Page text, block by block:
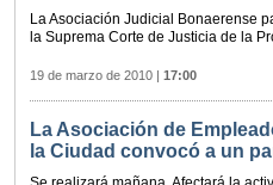
La Asociación Judicial Bonaerense
la Suprema Corte de Justicia de la
19 de marzo de 2010 17:00
La Asociación de
la Ciudad convocó a un